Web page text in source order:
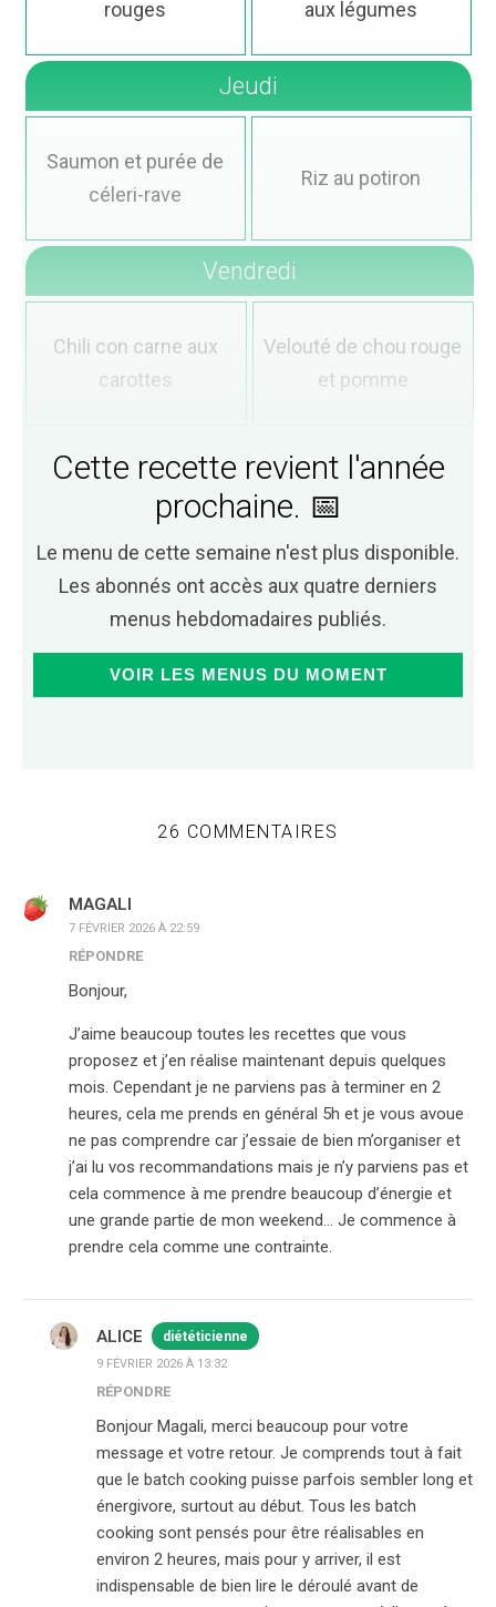
rouges
aux légumes
Jeudi
Saumon et purée de
céleri-rave
Riz au potiron
Vendredi
Chili con carne aux
carottes
Velouté de chou rouge
et pomme
Cette recette revient l'année
prochaine. 📅
Le menu de cette semaine n'est plus disponible.
Les abonnés ont accès aux quatre derniers
menus hebdomadaires publiés.
VOIR LES MENUS DU MOMENT
26 COMMENTAIRES
MAGALI
7 FÉVRIER 2026 À 22:59
RÉPONDRE
Bonjour,
J’aime beaucoup toutes les recettes que vous
proposez et j’en réalise maintenant depuis quelques
mois. Cependant je ne parviens pas à terminer en 2
heures, cela me prends en général 5h et je vous avoue
ne pas comprendre car j’essaie de bien m’organiser et
j’ai lu vos recommandations mais je n’y parviens pas et
cela commence à me prendre beaucoup d’énergie et
une grande partie de mon weekend… Je commence à
prendre cela comme une contrainte.
ALICE diététicienne
9 FÉVRIER 2026 À 13:32
RÉPONDRE
Bonjour Magali, merci beaucoup pour votre
message et votre retour. Je comprends tout à fait
que le batch cooking puisse parfois sembler long et
énergivore, surtout au début. Tous les batch
cooking sont pensés pour être réalisables en
environ 2 heures, mais pour y arriver, il est
indispensable de bien lire le déroulé avant de